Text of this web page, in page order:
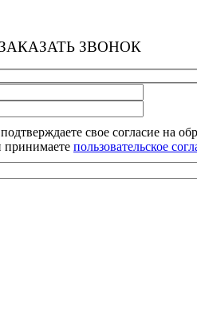
ЗАКАЗАТЬ ЗВОНОК
свое согласие на
принимаете пользовательское